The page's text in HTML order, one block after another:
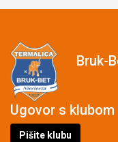
Bruk-
Ugovor s klubom
Pišite klubu